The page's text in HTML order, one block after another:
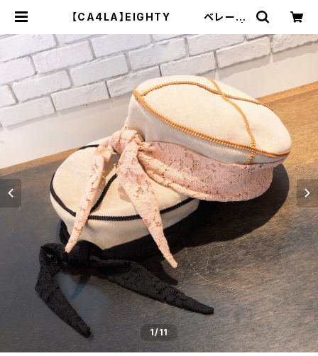
【CA4LA】EIGHTY ベレー
広島の帽子専門店SHAPPO（シャッ
ポ）
1/11